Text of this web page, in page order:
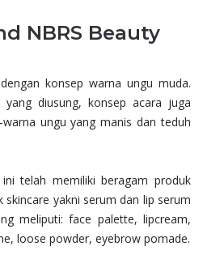
NBRS Beauty
konsep warna ungu muda.
diusung, konsep acara juga
ungu yang manis dan teduh
telah memiliki beragam produk
yakni serum dan lip serum
meliputi: face palette, lipcream,
loose powder, eyebrow pomade.